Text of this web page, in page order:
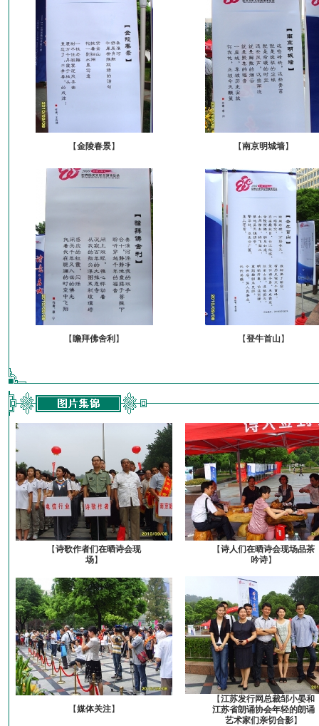
【金陵春景】 【南京明城墙】
【 瞻拜佛舍利 】 【登牛首山】
【诗歌作者们在晒诗会现
场】
【诗人们在晒诗会现场品茶
吟诗】
【媒体关注】
【江苏发行网总裁邹小晏和
江苏省朗诵协会年轻的朗诵
艺术家们亲切合影】